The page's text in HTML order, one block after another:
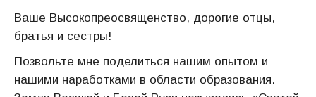
Ваше Высокопреосвященство, дорогие отцы,
братья и сестры!
Позвольте мне поделиться нашим опытом и
нашими наработками в области образования.